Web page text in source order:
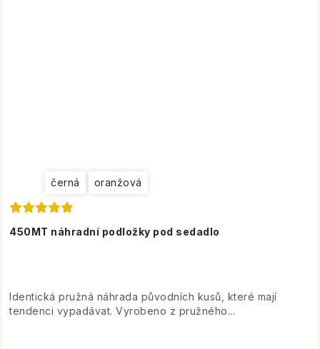
450MT náhradní podložky pod sedadlo
černá oranžová
Identická pružná náhrada původních kusů, které mají
tendenci vypadávat. Vyrobeno z pružného...